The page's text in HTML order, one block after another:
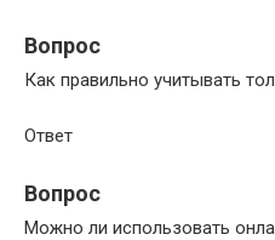
Вопрос
Как правильно учитывать
Ответ
Вопрос
Можно ли использовать